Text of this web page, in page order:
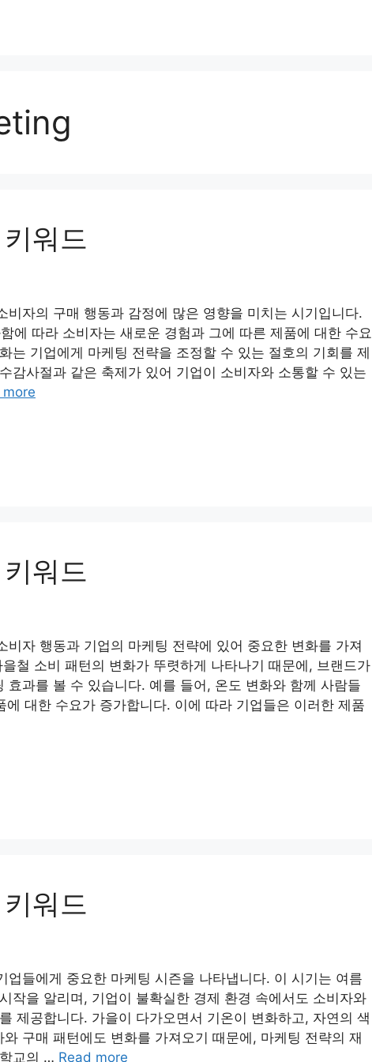
워드
비자의 구매 행동과 감정에 많은 영향을 미치는 시기입니다.
에 따라 소비자는 새로운 경험과 그에 따른 제품에 대한 수요
는 기업에게 마케팅 전략을 조정할 수 있는 절호의 기회를 제
감사절과 같은 축제가 있어 기업이 소비자와 소통할 수 있는
more
워드
비자 행동과 기업의 마케팅 전략에 있어 중요한 변화를 가져
철 소비 패턴의 변화가 뚜렷하게 나타나기 때문에, 브랜드가
효과를 볼 수 있습니다. 예를 들어, 온도 변화와 함께 사람들
대한 수요가 증가합니다. 이에 따라 기업들은 이러한 제품
워드
업들에게 중요한 마케팅 시즌을 나타냅니다. 이 시기는 여름
작을 알리며, 기업이 불확실한 경제 환경 속에서도 소비자와
제공합니다. 가을이 다가오면서 기온이 변화하고, 자연의 색
구매 패턴에도 변화를 가져오기 때문에, 마케팅 전략의 재
교의 … Read more